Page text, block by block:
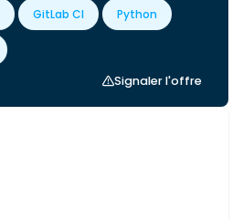
GitLab CI Python
Signaler l'offre